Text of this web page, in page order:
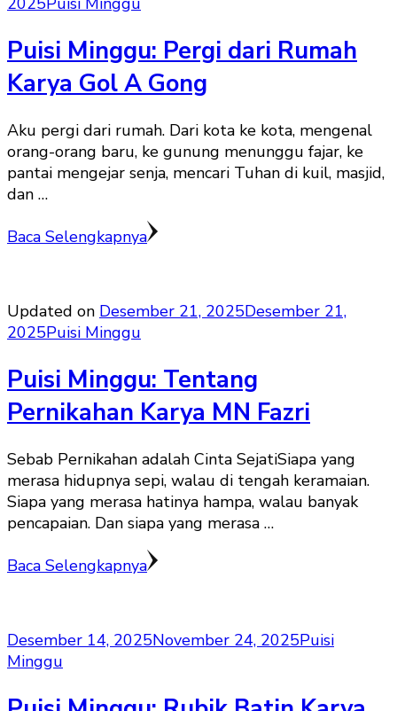
Puisi Minggu: Pergi dari Rumah
Karya Gol A Gong
Aku pergi dari rumah. Dari kota ke kota, mengenal
orang-orang baru, ke gunung menunggu fajar, ke
pantai mengejar senja, mencari Tuhan di kuil, masjid,
dan …
Baca Selengkapnya
Updated on Desember 21, 2025Desember 21,
2025Puisi Minggu
Puisi Minggu: Tentang
Pernikahan Karya MN Fazri
Sebab Pernikahan adalah Cinta Sejati‎‎Siapa yang
merasa hidupnya sepi, walau di tengah keramaian.
Siapa yang merasa hatinya hampa, walau banyak
pencapaian. Dan siapa yang merasa …
Baca Selengkapnya
Desember 14, 2025November 24, 2025Puisi
Minggu